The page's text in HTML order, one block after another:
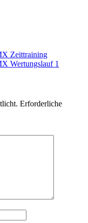
Zeittraining
Wertungslauf 1
Erforderliche